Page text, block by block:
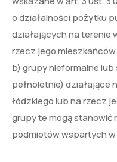
o działalności pożytku
działających na terenie
rzecz jego mieszkańców,
b) grupy nieformalne
pełnoletnie) działające
łódzkiego lub na rzecz
grupy te mogą stanowić
podmiotów wspartych